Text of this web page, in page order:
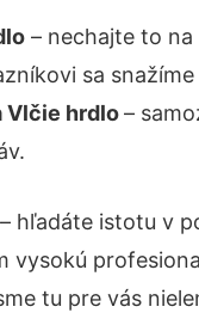
– nechajte to
sa
Vlčie hrdlo–
– hľadáte istotu v
vysokú
tu pre vás